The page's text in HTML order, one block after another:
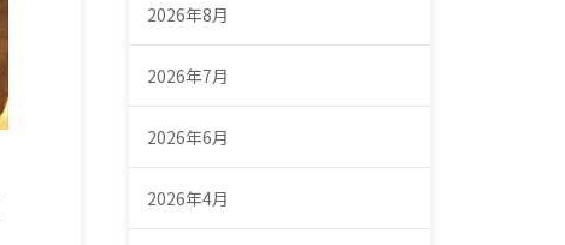
2026年8月
2026年7月
2026年6月
2026年4月